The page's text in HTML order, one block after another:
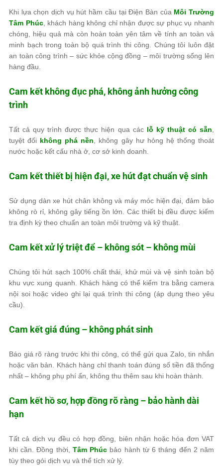
Khi lựa chọn dịch vụ hút hầm cầu tại Điện Bàn của Môi Trường
Tâm Phúc, khách hàng không chỉ nhận được sự phục vụ nhanh
chóng, hiệu quả mà còn hoàn toàn yên tâm về tính an toàn và
minh bạch trong toàn bộ quá trình thi công. Chúng tôi luôn đặt
an toàn công trình – sức khỏe cộng đồng – môi trường sống lên
hàng đầu.
Cam kết không đục phá, không ảnh hưởng công
trình
Tất cả quy trình được thực hiện qua các lỗ kỹ thuật có sẵn
tuyệt đối không phá nền , không gây hư hỏng hệ thống thoát
nước hoặc kết cấu nhà ở, cơ sở kinh doanh.
Cam kết thiết bị hiện đại, xe hút đạt chuẩn vệ sinh
Sử dụng dàn xe hút chân không và máy móc hiện đại, đảm bảo
không rò rỉ, không gây tiếng ồn lớn. Các thiết bị đều được kiểm
tra định kỳ theo chuẩn an toàn môi trường và kỹ thuật.
Cam kết xử lý triệt để – không sót – không mùi
Chúng tôi hút sạch 100% chất thải, khử mùi và vệ sinh toàn bộ
khu vực xung quanh. Khách hàng có thể kiểm tra bằng camera
nội soi hoặc video ghi lại quá trình thi công (áp dụng theo yêu
cầu).
Cam kết giá đúng – không phát sinh
Báo giá rõ ràng trước khi thi công, có thể gửi qua Zalo, tin nhắn
hoặc văn bản. Khách hàng chỉ thanh toán đúng số tiền đã thống
nhất – không phụ phí ẩn, không thu thêm sau khi hoàn thành.
Cam kết hồ sơ, hợp đồng rõ ràng – bảo hành dài
hạn
Tất cả dịch vụ đều có hợp đồng, biên nhận hoặc hóa đơn VAT
khi cần. Đồng thời, Tâm Phúc bảo hành từ 6 tháng đến 2 năm
tùy theo gói dịch vụ và thể tích xử lý.